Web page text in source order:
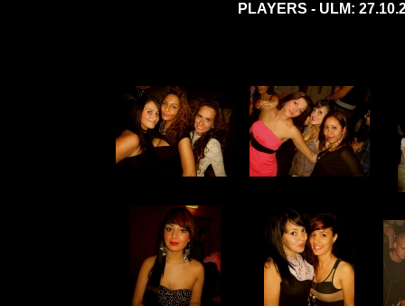
PLAYERS - ULM: